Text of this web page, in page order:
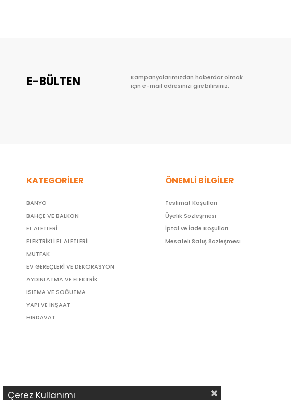
E-BÜLTEN
Kampanyalarımızdan haberdar olmak
için e-mail adresinizi girebilirsiniz.
KATEGORİLER
BANYO
BAHÇE VE BALKON
EL ALETLERİ
ELEKTRİKLİ EL ALETLERİ
MUTFAK
EV GEREÇLERİ VE DEKORASYON
AYDINLATMA VE ELEKTRİK
ISITMA VE SOĞUTMA
YAPI VE İNŞAAT
HIRDAVAT
ÖNEMLİ BİLGİLER
Teslimat Koşulları
Üyelik Sözleşmesi
İptal ve İade Koşulları
Mesafeli Satış Sözleşmesi
Çerez Kullanımı